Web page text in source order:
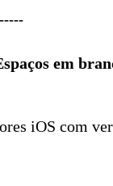
em
iOS com